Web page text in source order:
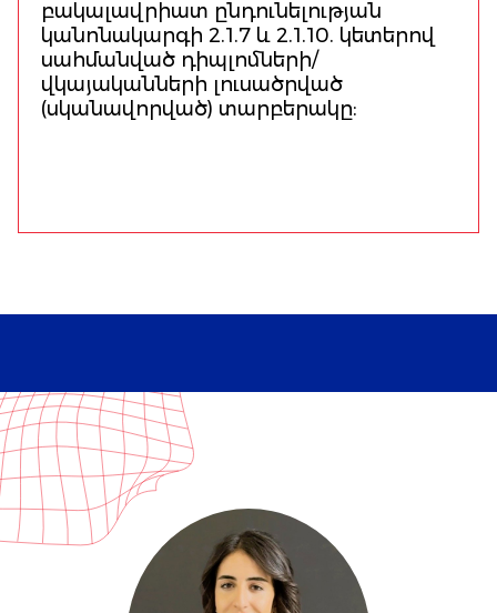
բակալավրիատ ընդունելության
կանոնակարգի 2.1.7 և 2.1.10. կետերով
սահմանված դիպլոմների/
վկայականների լուսածրված
(սկանավորված) տարբերակը: